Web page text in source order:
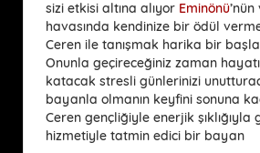
sizi etkisi altına alıyor Eminönü
havasında kendinize bir ödül
Ceren ile tanışmak harika bir
Onunla geçireceğiniz zaman
katacak stresli günlerinizi
bayanla olmanın keyfini sonuna
Ceren gençliğiyle enerjik şıklığıyla
hizmetiyle tatmin edici bir bayan